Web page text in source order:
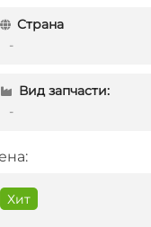
Страна
-
Вид запчасти:
-
Хит